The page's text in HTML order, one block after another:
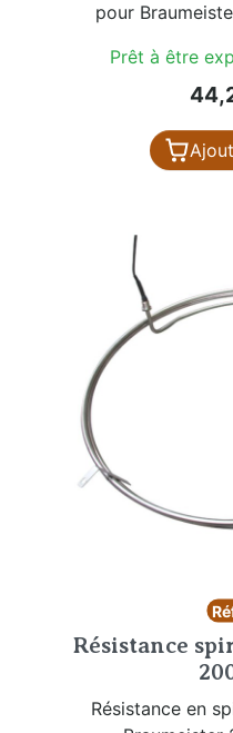
pour
Prêt à être
Prix
Résistance
Résistance en